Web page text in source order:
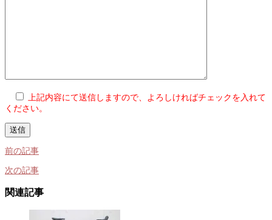
上記内容にて送信しますので、よろしければチェックを入れて
ください。
前の記事
次の記事
関連記事